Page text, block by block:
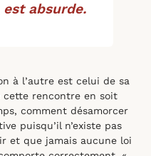
est absurde.
à l’autre est celui de sa
cette rencontre en soit
comment désamorcer
puisqu’il n’existe pas
et que jamais aucune loi